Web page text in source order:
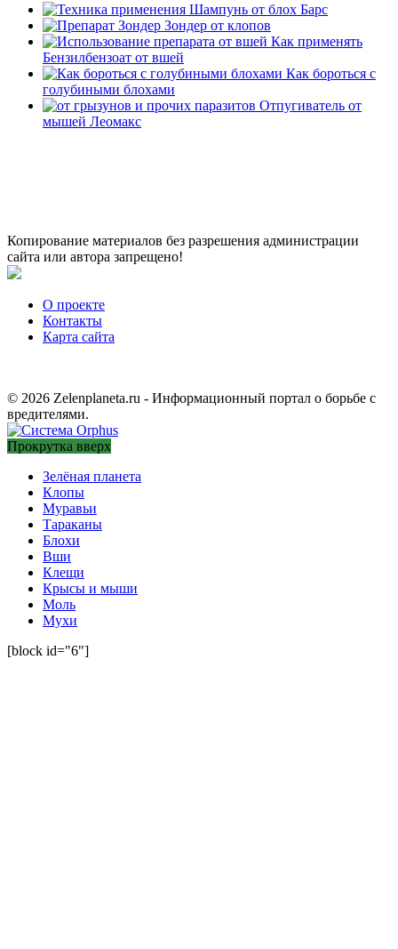
Шампунь от блох Барс
Зондер от клопов
Как применять
Бензилбензоат от вшей
Как бороться с
голубиными блохами
Отпугиватель от
мышей Леомакс
Копирование материалов без разрешения администрации
сайта или автора запрещено!
О проекте
Контакты
Карта сайта
© 2026 Zelenplaneta.ru - Информационный портал о борьбе с
вредителями.
Прокрутка вверх
Зелёная планета
Клопы
Муравьи
Тараканы
Блохи
Вши
Клещи
Крысы и мыши
Моль
Мухи
[block id="6"]